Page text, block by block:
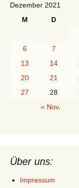
Dezember 2021
M
D
6
7
13
14
20
21
27
28
« Nov.
Über uns:
Impressum